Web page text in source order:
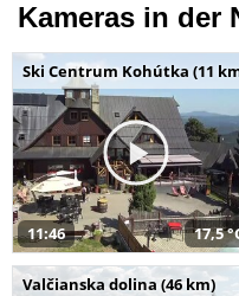
Kameras in der
Ski Centrum Kohútka (11
11:46 17,5
Valčianska dolina (46 km)